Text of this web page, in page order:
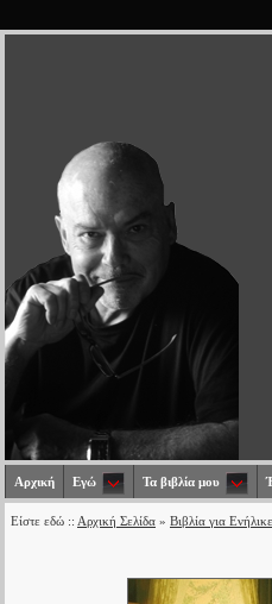
Αρχική Εγώ Τα βιβλία μου
Είστε εδώ :: Αρχική Σελίδα » Βιβλία για